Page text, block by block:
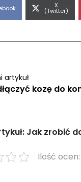
Share
on
X
(Twitter)
artykuł
kozę do
Jak zrobić
Ilość